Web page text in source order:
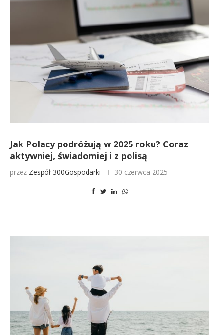
Jak Polacy podróżują w 2025 roku? Coraz
aktywniej, świadomiej i z polisą
przez Zespół 300Gospodarki 30 czerwca 2025